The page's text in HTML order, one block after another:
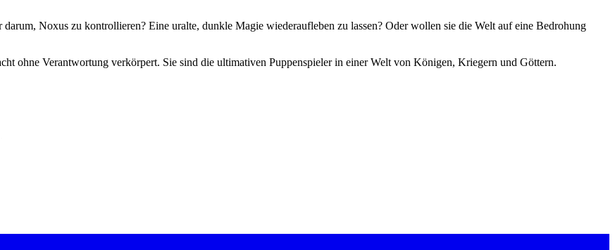
Noxus zu kontrollieren? Eine uralte, dunkle Magie wiederaufleben zu lassen? Oder wollen sie die Welt auf eine Bedrohung
ohne Verantwortung verkörpert. Sie sind die ultimativen Puppenspieler in einer Welt von Königen, Kriegern und Göttern.